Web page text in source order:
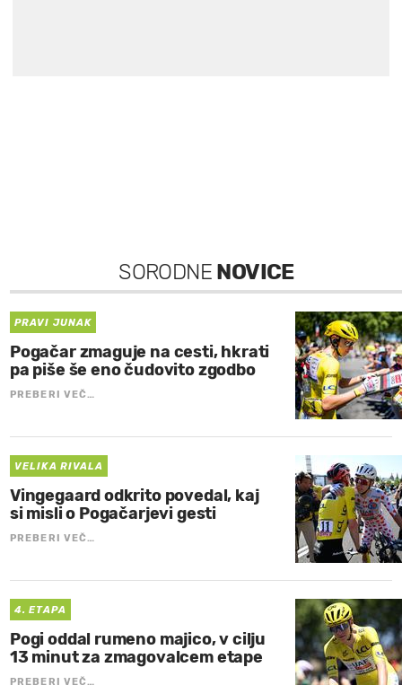
SORODNE NOVICE
PRAVI JUNAK
Pogačar zmaguje na cesti, hkrati
pa piše še eno čudovito zgodbo
PREBERI VEČ…
VELIKA RIVALA
Vingegaard odkrito povedal, kaj
si misli o Pogačarjevi gesti
PREBERI VEČ…
4. ETAPA
Pogi oddal rumeno majico, v cilju
13 minut za zmagovalcem etape
PREBERI VEČ…